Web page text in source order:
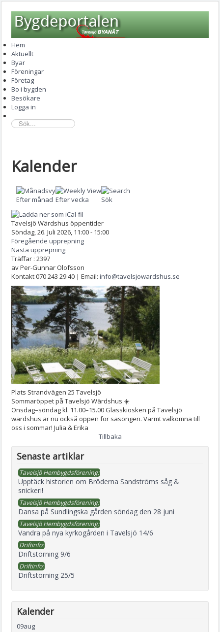
Hem
Aktuellt
Byar
Föreningar
Företag
Bo i bygden
Besökare
Logga in
sök...
Kalender
Efter månad Efter vecka Sök
Tavelsjö Wärdshus öppentider
Söndag, 26. Juli 2026, 11:00 - 15:00
Föregående upprepning
Nästa upprepning
Träffar : 2397
avPer-Gunnar Olofsson
Kontakt070 243 29 40 | Email: info@tavelsjowardshus.se
Plats Strandvägen 25 Tavelsjö
Sommaröppet på Tavelsjö Wärdshus ☀️
Onsdag–söndag kl. 11.00–15.00 Glasskiosken på Tavelsjö
wärdshus är nu också öppen för säsongen. Varmt välkomna till
oss i sommar! Julia & Erika
Tillbaka
Senaste artiklar
Tavelsjö Hembygdsförening:
Upptäck historien om Bröderna Sandströms såg &
snickeri!
Tavelsjö Hembygdsförening:
Dansa på Sundlingska gården söndag den 28 juni
Tavelsjö Hembygdsförening:
Vandra på nya kyrkogården i Tavelsjö 14/6
Driftinfo:
Driftstörning 9/6
Driftinfo:
Driftstörning 25/5
Kalender
09aug